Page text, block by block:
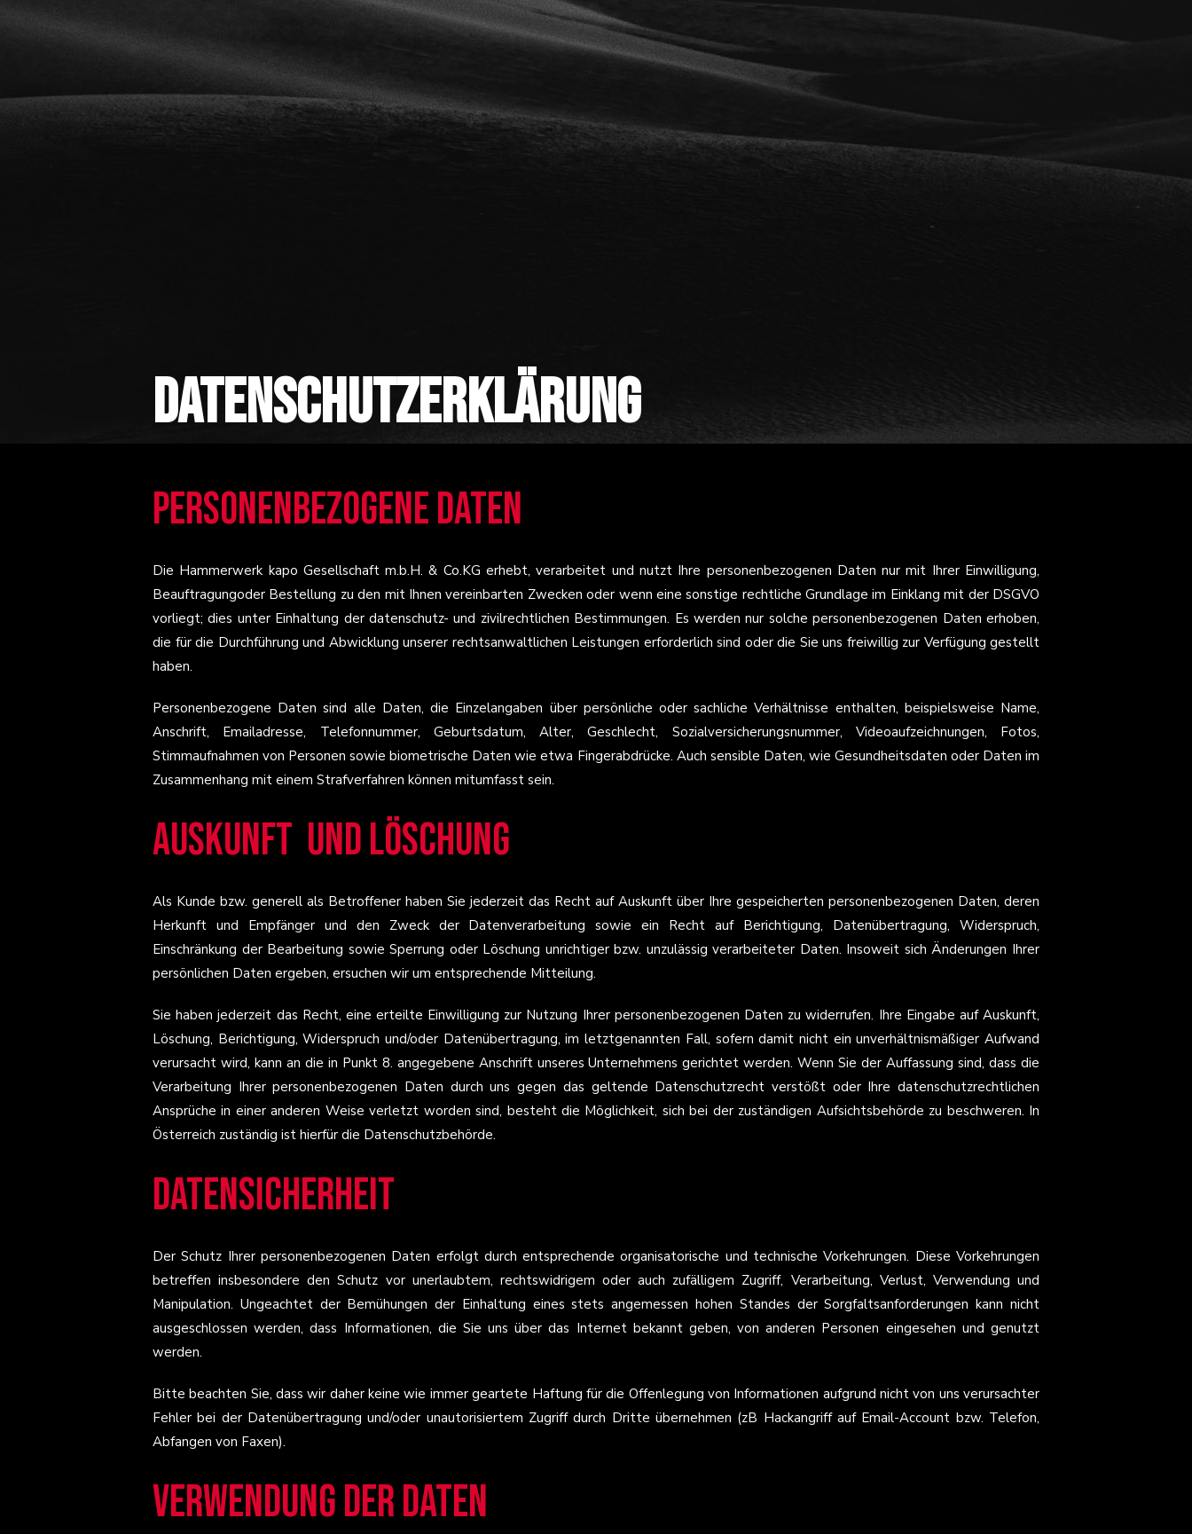
Datenschutzerklärung
Personenbezogene Daten
Die Hammerwerk kapo Gesellschaft m.b.H. & Co.KG erhebt, verarbeitet und nutzt Ihre personenbezogenen Daten nur mit Ihrer Einwilligung,
Beauftragungoder Bestellung zu den mit Ihnen vereinbarten Zwecken oder wenn eine sonstige rechtliche Grundlage im Einklang mit der DSGVO
vorliegt; dies unter Einhaltung der datenschutz- und zivilrechtlichen Bestimmungen. Es werden nur solche personenbezogenen Daten erhoben,
die für die Durchführung und Abwicklung unserer rechtsanwaltlichen Leistungen erforderlich sind oder die Sie uns freiwillig zur Verfügung gestellt
haben.
Personenbezogene Daten sind alle Daten, die Einzelangaben über persönliche oder sachliche Verhältnisse enthalten, beispielsweise Name,
Anschrift, Emailadresse, Telefonnummer, Geburtsdatum, Alter, Geschlecht, Sozialversicherungsnummer, Videoaufzeichnungen, Fotos,
Stimmaufnahmen von Personen sowie biometrische Daten wie etwa Fingerabdrücke. Auch sensible Daten, wie Gesundheitsdaten oder Daten im
Zusammenhang mit einem Strafverfahren können mitumfasst sein.
Auskunft ­ und Löschung
Als Kunde bzw. generell als Betroffener haben Sie jederzeit das Recht auf Auskunft über Ihre gespeicherten personenbezogenen Daten, deren
Herkunft und Empfänger und den Zweck der Datenverarbeitung sowie ein Recht auf Berichtigung, Datenübertragung, Widerspruch,
Einschränkung der Bearbeitung sowie Sperrung oder Löschung unrichtiger bzw. unzulässig verarbeiteter Daten. Insoweit sich Änderungen Ihrer
persönlichen Daten ergeben, ersuchen wir um entsprechende Mitteilung.
Sie haben jederzeit das Recht, eine erteilte Einwilligung zur Nutzung Ihrer personenbezogenen Daten zu widerrufen. Ihre Eingabe auf Auskunft,
Löschung, Berichtigung, Widerspruch und/oder Datenübertragung, im letztgenannten Fall, sofern damit nicht ein unverhältnismäßiger Aufwand
verursacht wird, kann an die in Punkt 8. angegebene Anschrift unseres Unternehmens gerichtet werden. Wenn Sie der Auffassung sind, dass die
Verarbeitung Ihrer personenbezogenen Daten durch uns gegen das geltende Datenschutzrecht verstößt oder Ihre datenschutzrechtlichen
Ansprüche in einer anderen Weise verletzt worden sind, besteht die Möglichkeit, sich bei der zuständigen Aufsichtsbehörde zu beschweren. In
Österreich zuständig ist hierfür die Datenschutzbehörde.
Datensicherheit
Der Schutz Ihrer personenbezogenen Daten erfolgt durch entsprechende organisatorische und technische Vorkehrungen. Diese Vorkehrungen
betreffen insbesondere den Schutz vor unerlaubtem, rechtswidrigem oder auch zufälligem Zugriff, Verarbeitung, Verlust, Verwendung und
Manipulation. Ungeachtet der Bemühungen der Einhaltung eines stets angemessen hohen Standes der Sorgfaltsanforderungen kann nicht
ausgeschlossen werden, dass Informationen, die Sie uns über das Internet bekannt geben, von anderen Personen eingesehen und genutzt
werden.
Bitte beachten Sie, dass wir daher keine wie immer geartete Haftung für die Offenlegung von Informationen aufgrund nicht von uns verursachter
Fehler bei der Datenübertragung und/oder unautorisiertem Zugriff durch Dritte übernehmen (zB Hackangriff auf Email-Account bzw. Telefon,
Abfangen von Faxen).
Verwendung der Daten